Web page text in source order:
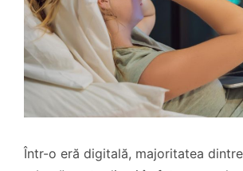
Într-o eră digitală, majoritatea